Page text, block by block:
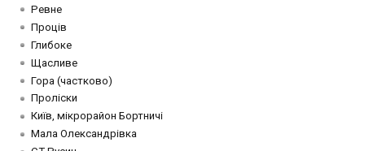
Ревне
Проців
Глибоке
Щасливе
Гора (частково)
Проліски
Київ, мікрорайон Бортничі
Мала Олександрівка